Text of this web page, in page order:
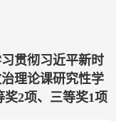
贯彻习近平新时
理论课研究性学
2项、三等奖1项